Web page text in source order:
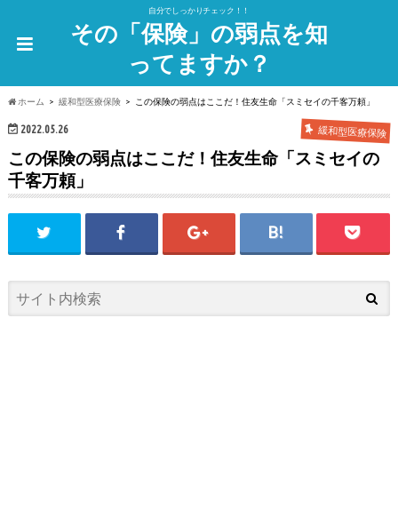
自分でしっかりチェック！！
その「保険」の弱点を知
ってますか？
ホーム 緩和型医療保険 この保険の弱点はここだ！住友生命「スミセイの千客万頼」
2022.05.26 緩和型医療保険
この保険の弱点はここだ！住友生命「スミセイの
千客万頼」